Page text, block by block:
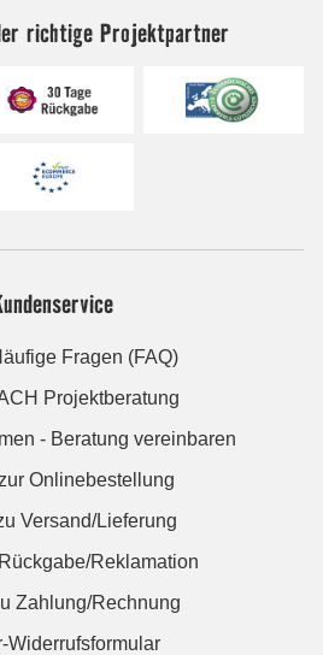
richtige Projektpartner
Fragen (FAQ)
Projektberatung
- Beratung vereinbaren
Onlinebestellung
Versand/Lieferung
Reklamation
Zahlung/Rechnung
Widerrufsformular